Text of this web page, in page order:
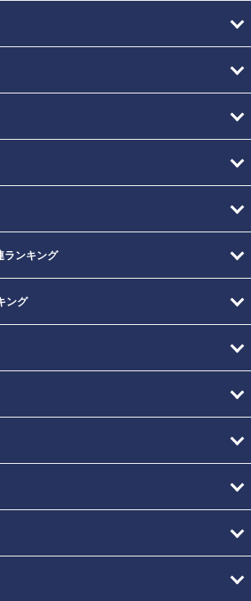
ランキング
ング